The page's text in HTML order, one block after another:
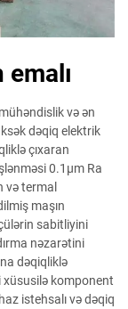
və ən
dəqiq elektrik
çıxaran
0.1μm Ra
və termal
maşın
sabitliyini
nəzarətini
dəqiqliklə
xüsusilə komponent
istehsalı və dəqiq